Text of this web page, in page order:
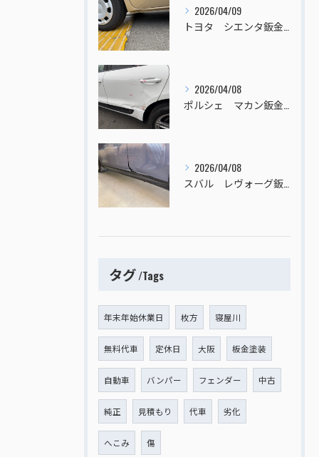
2026/04/09
2026/04/08
2026/04/08
タグ Tags
年末年始休業日 枚方 寝屋川
無料代車 定休日 大阪 板金塗装
自動車 バンパー フェンダー 中古
純正 見積もり 代車 劣化
へこみ 傷